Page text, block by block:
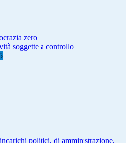
zero
soggette a controllo
5
politici, di amministrazione,